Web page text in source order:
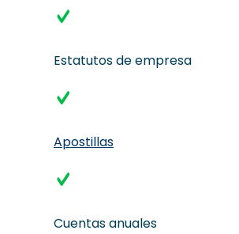
Estatutos de empresa
Apostillas
Cuentas anuales